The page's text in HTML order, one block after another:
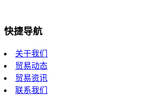
快捷导航
关于我们
贸易动态
贸易资讯
联系我们